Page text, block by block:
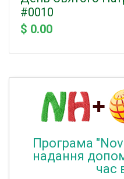
#0010
$ 0.00
Програма
надання
час